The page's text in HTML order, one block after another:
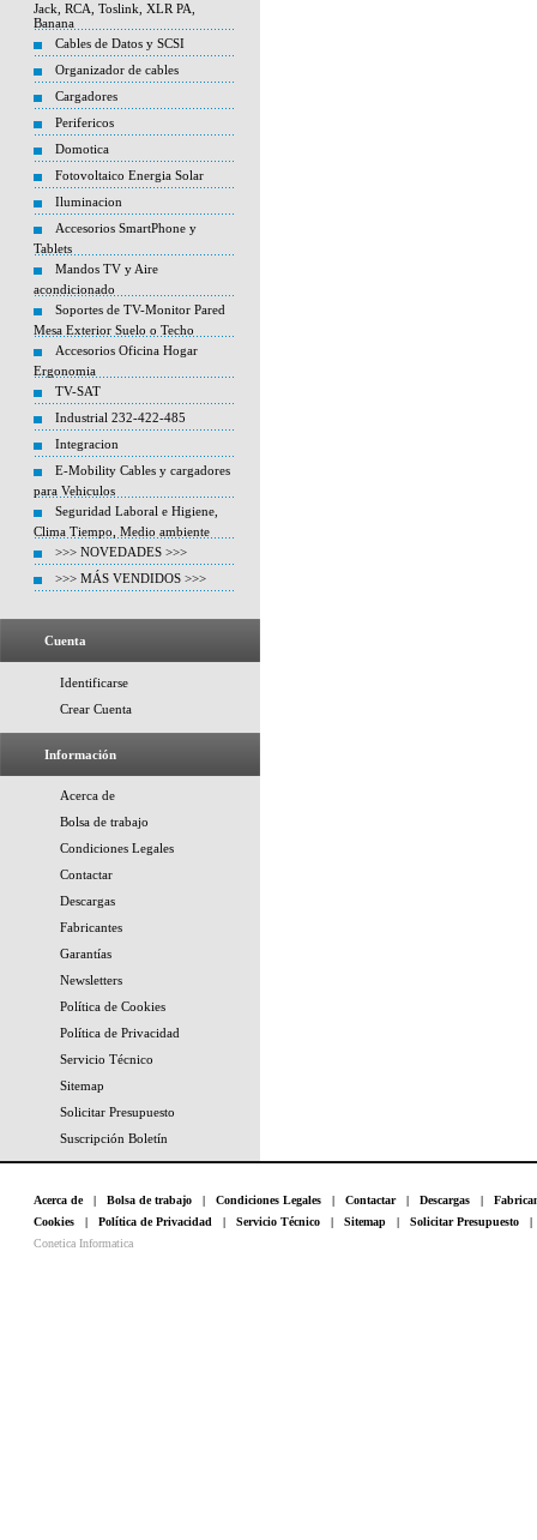
Jack, RCA, Toslink, XLR PA,
Banana
Cables de Datos y SCSI
Organizador de cables
Cargadores
Perifericos
Domotica
Fotovoltaico Energia Solar
Iluminacion
Accesorios SmartPhone y
Tablets
Mandos TV y Aire
acondicionado
Soportes de TV-Monitor Pared
Mesa Exterior Suelo o Techo
Accesorios Oficina Hogar
Ergonomia
TV-SAT
Industrial 232-422-485
Integracion
E-Mobility Cables y cargadores
para Vehiculos
Seguridad Laboral e Higiene,
Clima Tiempo, Medio ambiente
>>> NOVEDADES >>>
>>> MÁS VENDIDOS >>>
Cuenta
Identificarse
Crear Cuenta
Información
Acerca de
Bolsa de trabajo
Condiciones Legales
Contactar
Descargas
Fabricantes
Garantías
Newsletters
Política de Cookies
Política de Privacidad
Servicio Técnico
Sitemap
Solicitar Presupuesto
Suscripción Boletín
Acerca de| Bolsa de trabajo | Condiciones Legales | Contactar| Descargas |
Cookies | Política de Privacidad | Servicio Técnico | Sitemap | Solicitar Presupuesto
Conetica Informatica